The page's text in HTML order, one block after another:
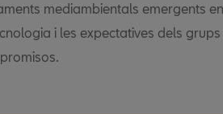
mediambientals emergents
i les expectatives dels